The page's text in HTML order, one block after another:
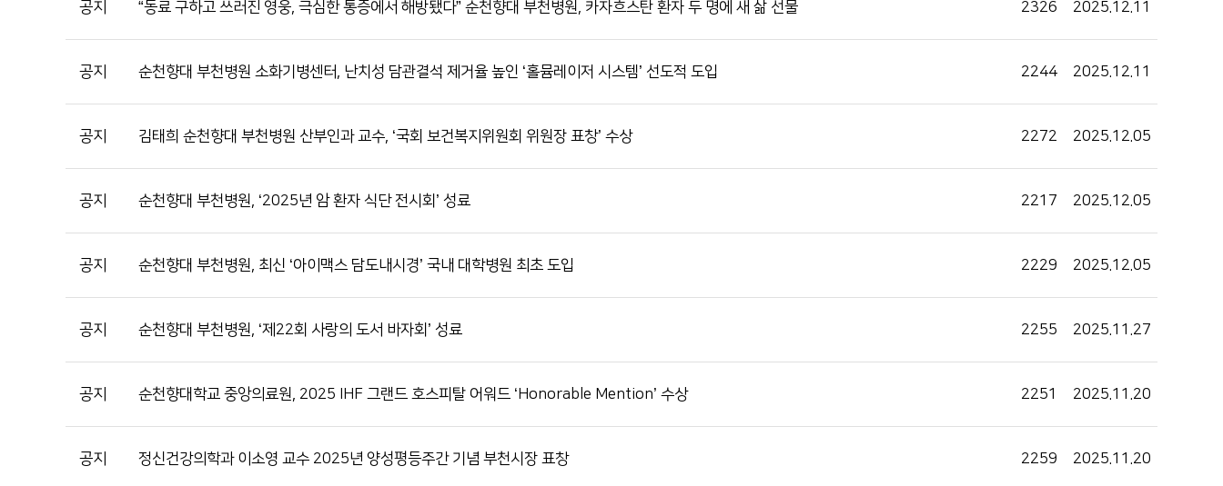
공지 “동료 구하고 쓰러진 영웅, 극심한 통증에서 해방됐다” 순천향대 부천병원, 카자흐스탄 환자 두 명에 새 삶 선물 2326 2025.12.11
공지 순천향대 부천병원 소화기병센터, 난치성 담관결석 제거율 높인 ‘홀뮴레이저 시스템’ 선도적 도입 2244 2025.12.11
공지 김태희 순천향대 부천병원 산부인과 교수, ‘국회 보건복지위원회 위원장 표창’ 수상 2272 2025.12.05
공지 순천향대 부천병원, ‘2025년 암 환자 식단 전시회’ 성료 2217 2025.12.05
공지 순천향대 부천병원, 최신 ‘아이맥스 담도내시경’ 국내 대학병원 최초 도입 2229 2025.12.05
공지 순천향대 부천병원, ‘제22회 사랑의 도서 바자회’ 성료 2255 2025.11.27
공지 순천향대학교 중앙의료원, 2025 IHF 그랜드 호스피탈 어워드 ‘Honorable Mention’ 수상 2251 2025.11.20
공지 정신건강의학과 이소영 교수 2025년 양성평등주간 기념 부천시장 표창 2259 2025.11.20